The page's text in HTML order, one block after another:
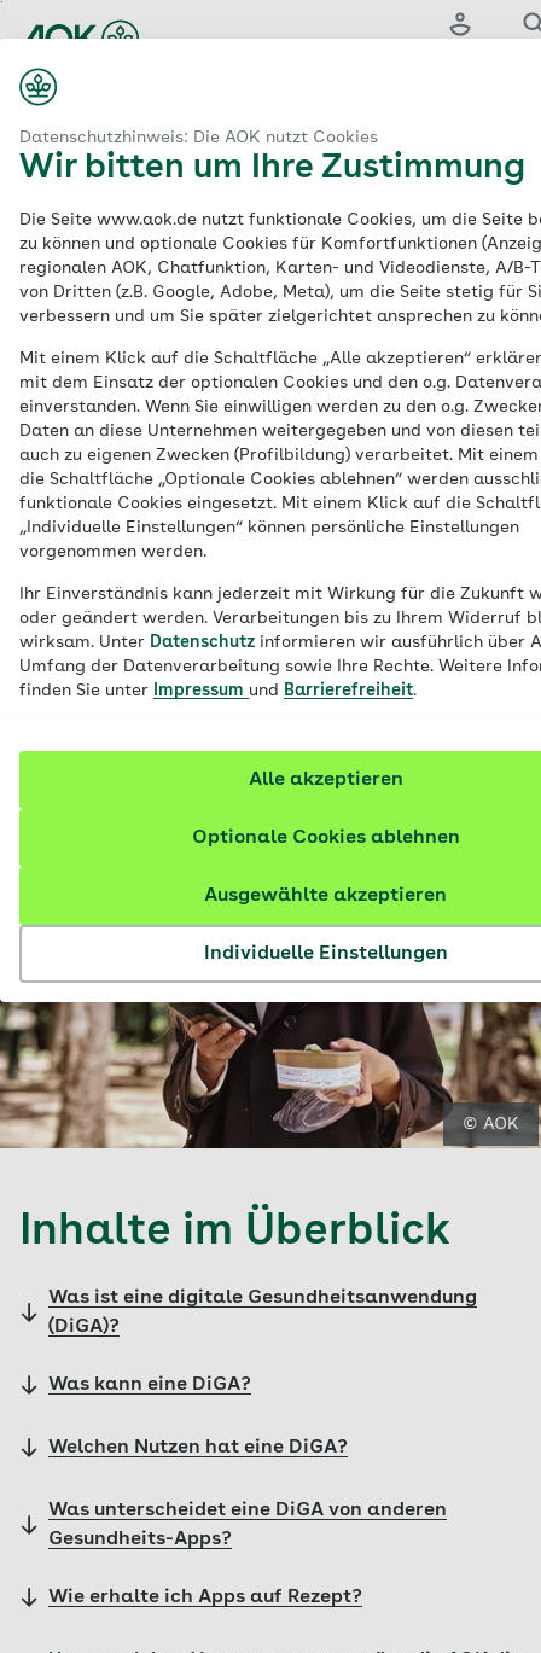
Datenschutzhinweis: Die AOK nutzt Cookies
Wir bitten um Ihre Zustimmung
Die Seite www.aok.de nutzt funktionale Cookies, um die Seite
zu können und optionale Cookies für Komfortfunktionen
regionalen AOK, Chatfunktion, Karten- und Videodienste, A/B-
von Dritten (z.B. Google, Adobe, Meta), um die Seite stetig für
verbessern und um Sie später zielgerichtet ansprechen zu
Mit einem Klick auf die Schaltfläche „Alle akzeptieren“
mit dem Einsatz der optionalen Cookies und den o.g.
einverstanden. Wenn Sie einwilligen werden zu den o.g.
Daten an diese Unternehmen weitergegeben und von diesen
auch zu eigenen Zwecken (Profilbildung) verarbeitet. Mit
die Schaltfläche „Optionale Cookies ablehnen“ werden
funktionale Cookies eingesetzt. Mit einem Klick auf die
„Individuelle Einstellungen“ können persönliche Einstellungen
vorgenommen werden.
Ihr Einverständnis kann jederzeit mit Wirkung für die Zukunft
oder geändert werden. Verarbeitungen bis zu Ihrem Widerruf
wirksam. Unter Datenschutz informieren wir ausführlich über
Umfang der Datenverarbeitung sowie Ihre Rechte. Weitere
finden Sie unter
Impressum und Barrierefreiheit.
Individuelle Einstellungen
Ausgewählte akzeptieren
Optionale Cookies ablehnen
Alle akzeptieren
Hauptinhalt
springen
Digitale
(DiGA):Apps auf
Rezept
Eine Leistung bei allen AOKs
Apps auf Rezept: Ärztinnen und Ärzte
dürfen geprüfte Gesundheits- oder
Medizin-Apps als digitale
Gesundheitsanwendungen (DiGA)
verordnen. Welche Apps dazu zählen und
unter welchen Voraussetzungen die AOK
© AOK
Inhalte im Überblick
Was ist eine digitale Gesundheitsanwendung
(DiGA)?
Was kann eine DiGA?
Welchen Nutzen hat eine DiGA?
Was unterscheidet eine DiGA von anderen
Gesundheits-Apps?
Wie erhalte ich Apps auf Rezept?